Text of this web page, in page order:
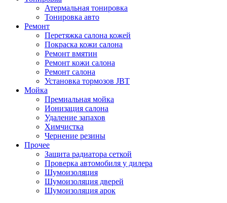
Атермальная тонировка
Тонировка авто
Ремонт
Перетяжка салона кожей
Покраска кожи салона
Ремонт вмятин
Ремонт кожи салона
Ремонт салона
Установка тормозов JBT
Мойка
Премиальная мойка
Ионизация салона
Удаление запахов
Химчистка
Чернение резины
Прочее
Защита радиатора сеткой
Проверка автомобиля у дилера
Шумоизоляция
Шумоизоляция дверей
Шумоизоляция арок